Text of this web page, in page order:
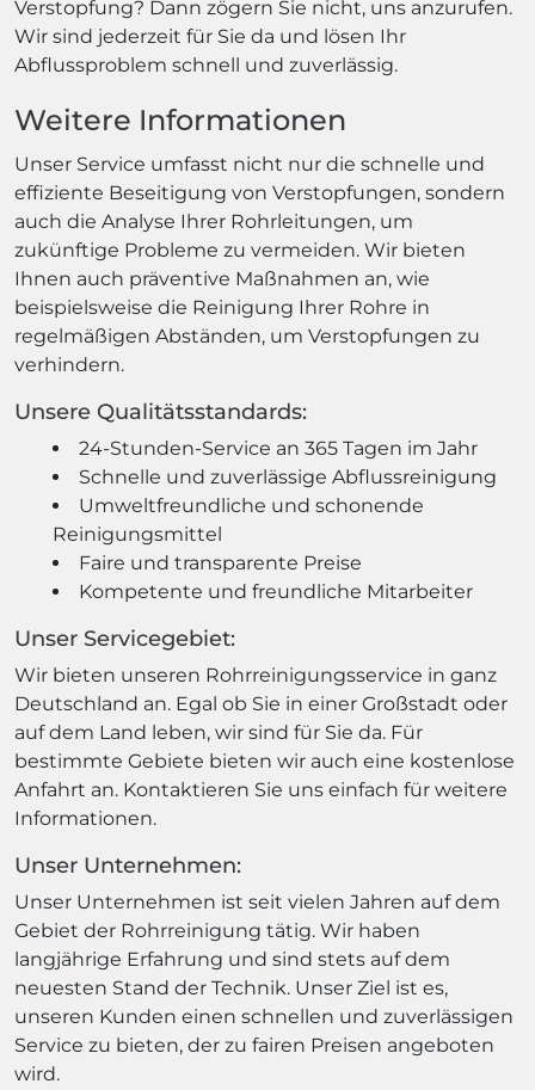
Verstopfung? Dann zögern Sie nicht, uns anzurufen.
Wir sind jederzeit für Sie da und lösen Ihr
Abflussproblem schnell und zuverlässig.
Weitere Informationen
Unser Service umfasst nicht nur die schnelle und
effiziente Beseitigung von Verstopfungen, sondern
auch die Analyse Ihrer Rohrleitungen, um
zukünftige Probleme zu vermeiden. Wir bieten
Ihnen auch präventive Maßnahmen an, wie
beispielsweise die Reinigung Ihrer Rohre in
regelmäßigen Abständen, um Verstopfungen zu
verhindern.
Unsere Qualitätsstandards:
24-Stunden-Service an 365 Tagen im Jahr
Schnelle und zuverlässige Abflussreinigung
Umweltfreundliche und schonende
Reinigungsmittel
Faire und transparente Preise
Kompetente und freundliche Mitarbeiter
Unser Servicegebiet:
Wir bieten unseren Rohrreinigungsservice in ganz
Deutschland an. Egal ob Sie in einer Großstadt oder
auf dem Land leben, wir sind für Sie da. Für
bestimmte Gebiete bieten wir auch eine kostenlose
Anfahrt an. Kontaktieren Sie uns einfach für weitere
Informationen.
Unser Unternehmen:
Unser Unternehmen ist seit vielen Jahren auf dem
Gebiet der Rohrreinigung tätig. Wir haben
langjährige Erfahrung und sind stets auf dem
neuesten Stand der Technik. Unser Ziel ist es,
unseren Kunden einen schnellen und zuverlässigen
Service zu bieten, der zu fairen Preisen angeboten
wird.